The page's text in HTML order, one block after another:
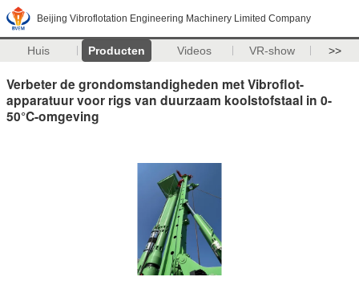
Beijing Vibroflotation Engineering Machinery Limited Company
Huis Producten Videos VR-show >>
Verbeter de grondomstandigheden met Vibroflot-
apparatuur voor rigs van duurzaam koolstofstaal in 0-
50°C-omgeving